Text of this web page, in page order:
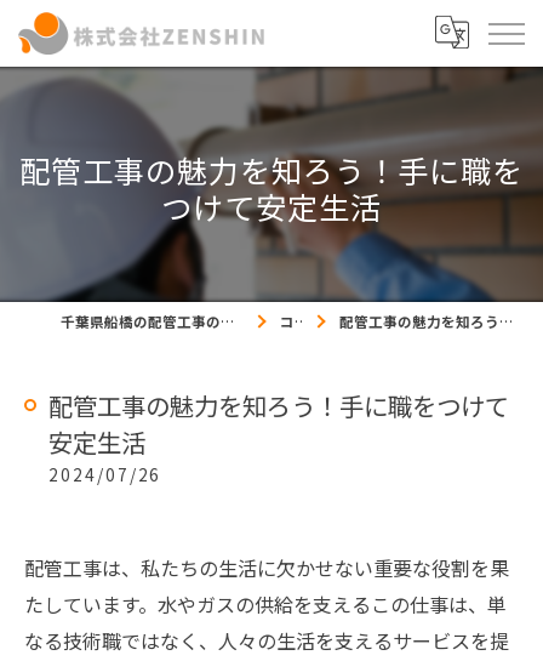
配管工事の魅力を知ろう！手に職を
つけて安定生活
千葉県船橋の配管工事の求人なら株式会社ZENSHIN コラム 配管工事の魅力を知ろう！手に職をつけて安定生活
配管工事の魅力を知ろう！手に職をつけて
安定生活
2024/07/26
配管工事は、私たちの生活に欠かせない重要な役割を果
たしています。水やガスの供給を支えるこの仕事は、単
なる技術職ではなく、人々の生活を支えるサービスを提